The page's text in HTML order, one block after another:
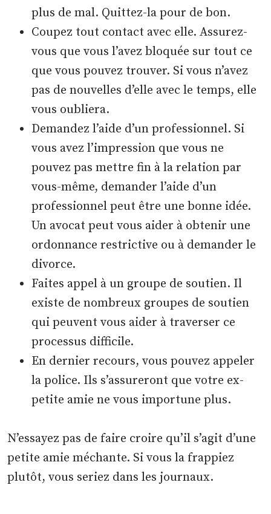
plus de mal. Quittez-la pour de bon.
Coupez tout contact avec elle. Assurez-
vous que vous l’avez bloquée sur tout ce
que vous pouvez trouver. Si vous n’avez
pas de nouvelles d’elle avec le temps, elle
vous oubliera.
Demandez l’aide d’un professionnel. Si
vous avez l’impression que vous ne
pouvez pas mettre fin à la relation par
vous-même, demander l’aide d’un
professionnel peut être une bonne idée.
Un avocat peut vous aider à obtenir une
ordonnance restrictive ou à demander le
divorce.
Faites appel à un groupe de soutien. Il
existe de nombreux groupes de soutien
qui peuvent vous aider à traverser ce
processus difficile.
En dernier recours, vous pouvez appeler
la police. Ils s’assureront que votre ex-
petite amie ne vous importune plus.
N’essayez pas de faire croire qu’il s’agit d’une
petite amie méchante. Si vous la frappiez
plutôt, vous seriez dans les journaux.